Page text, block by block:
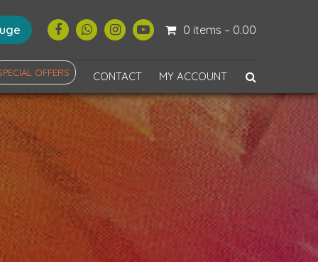
0 items – 0.00
OFFERS CONTACT MY ACCOUNT